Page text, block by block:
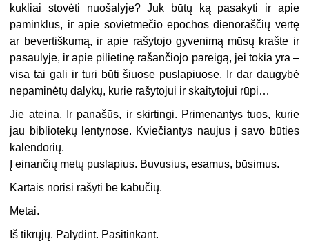
kukliai stovėti nuošalyje? Juk būtų ką pasakyti ir apie
paminklus, ir apie sovietmečio epochos dienoraščių vertę
ar bevertiškumą, ir apie rašytojo gyvenimą mūsų krašte ir
pasaulyje, ir apie pilietinę rašančiojo pareigą, jei tokia yra –
visa tai gali ir turi būti šiuose puslapiuose. Ir dar daugybė
nepaminėtų dalykų, kurie rašytojui ir skaitytojui rūpi…
Jie ateina. Ir panašūs, ir skirtingi. Primenantys tuos, kurie
jau bibliotekų lentynose. Kviečiantys naujus į savo būties
kalendorių.
Į einančių metų puslapius. Buvusius, esamus, būsimus.
Kartais norisi rašyti be kabučių.
Metai.
Iš tikrųjų. Palydint. Pasitinkant.